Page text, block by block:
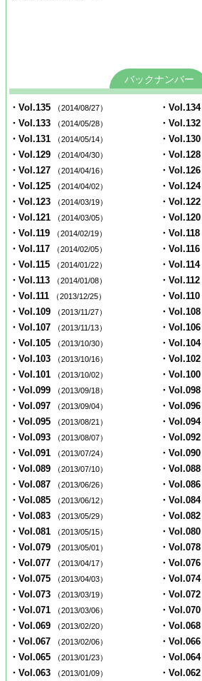
バックナンバー
・Vol.135 （2014/08/27） ・Vol.134
・Vol.133 （2014/05/28） ・Vol.132
・Vol.131 （2014/05/14） ・Vol.130
・Vol.129 （2014/04/30） ・Vol.128
・Vol.127 （2014/04/16） ・Vol.126
・Vol.125 （2014/04/02） ・Vol.124
・Vol.123 （2014/03/19） ・Vol.122
・Vol.121 （2014/03/05） ・Vol.120
・Vol.119 （2014/02/19） ・Vol.118
・Vol.117 （2014/02/05） ・Vol.116
・Vol.115 （2014/01/22） ・Vol.114
・Vol.113 （2014/01/08） ・Vol.112
・Vol.111 （2013/12/25） ・Vol.110
・Vol.109 （2013/11/27） ・Vol.108
・Vol.107 （2013/11/13） ・Vol.106
・Vol.105 （2013/10/30） ・Vol.104
・Vol.103 （2013/10/16） ・Vol.102
・Vol.101 （2013/10/02） ・Vol.100
・Vol.099 （2013/09/18） ・Vol.098
・Vol.097 （2013/09/04） ・Vol.096
・Vol.095 （2013/08/21） ・Vol.094
・Vol.093 （2013/08/07） ・Vol.092
・Vol.091 （2013/07/24） ・Vol.090
・Vol.089 （2013/07/10） ・Vol.088
・Vol.087 （2013/06/26） ・Vol.086
・Vol.085 （2013/06/12） ・Vol.084
・Vol.083 （2013/05/29） ・Vol.082
・Vol.081 （2013/05/15） ・Vol.080
・Vol.079 （2013/05/01） ・Vol.078
・Vol.077 （2013/04/17） ・Vol.076
・Vol.075 （2013/04/03） ・Vol.074
・Vol.073 （2013/03/19） ・Vol.072
・Vol.071 （2013/03/06） ・Vol.070
・Vol.069 （2013/02/20） ・Vol.068
・Vol.067 （2013/02/06） ・Vol.066
・Vol.065 （2013/01/23） ・Vol.064
・Vol.063 （2013/01/09） ・Vol.062